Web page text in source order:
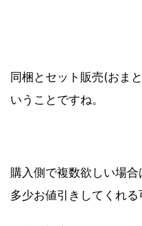
同梱とセット販売(おま
いうことですね。
購入側で複数欲しい場
多少お値引きしてくれる